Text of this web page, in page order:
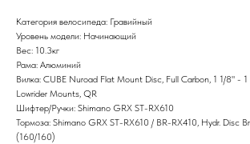
Категория велосипеда: Гравийный
Уровень модели: Начинающий
Вес: 10.3кг
Рама: Алюминий
Вилка: CUBE Nuroad Flat Mount Disc, Full Carbon, 1 1/8" -
Lowrider Mounts, QR
Шифтер/Ручки: Shimano GRX ST-RX610
Тормоза: Shimano GRX ST-RX610 / BR-RX410, Hydr. Disc
(160/160)